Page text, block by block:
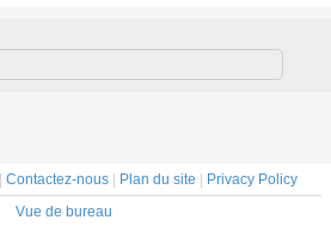
aluminium pour
| Contactez-nous | Plan du site | Privacy Policy
Vue de bureau